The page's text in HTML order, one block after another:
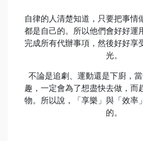
自律的人清楚知道，只要把事情
都是自己的。所以他們會好好運
完成所有代辦事項，然後好好享
光。
不論是追劇、運動還是下廚，
趣，一定會為了想盡快去做，而
物。所以說，「享樂」與「效率
的。